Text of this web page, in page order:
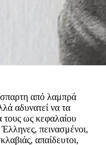
από λαμπρά
αδυνατεί να τα
τους ως κεφαλαίου
πεινασμένοι,
απαίδευτοι,